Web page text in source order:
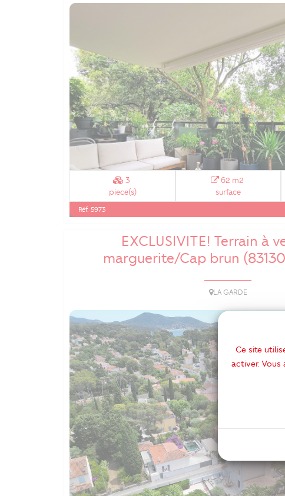
3
piece(s)
62 m2
surface
Réf. 5973
EXCLUSIVITE! Terrain à
marguerite/Cap brun
LA GARDE
Ce site
activer. Vous